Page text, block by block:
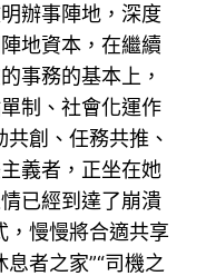
辦事陣地，深度
地資本，在繼續
事務的基本上，
制、社會化運作
創、任務共推、
義者，正坐在她
已經到達了崩潰
，慢慢將合適共享
者之家”“司機之